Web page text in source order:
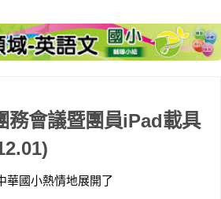
務會議暨團員iPad載具
華國小熱情地展開了